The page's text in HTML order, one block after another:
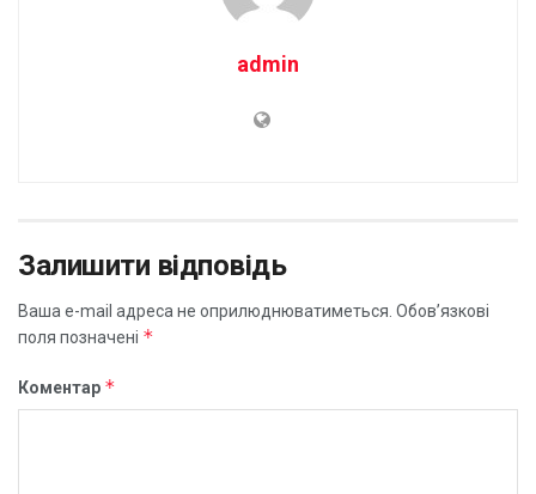
admin
Залишити відповідь
Ваша e-mail адреса не оприлюднюватиметься. Обов’язкові
поля позначені *
Коментар *